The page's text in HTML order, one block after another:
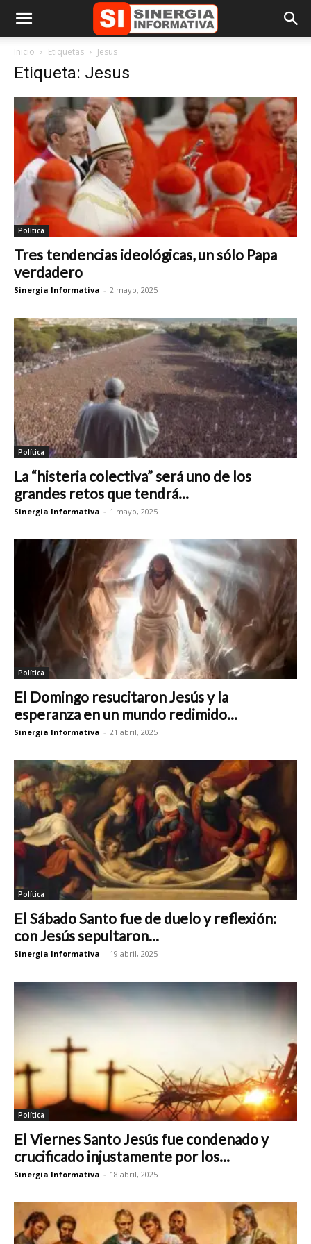
Inicio Etiquetas Jesus
Etiqueta: Jesus
Política
Tres tendencias ideológicas, un sólo Papa
verdadero
Sinergia Informativa - 2 mayo, 2025
Política
La “histeria colectiva” será uno de los
grandes retos que tendrá...
Sinergia Informativa - 1 mayo, 2025
Política
El Domingo resucitaron Jesús y la
esperanza en un mundo redimido...
Sinergia Informativa - 21 abril, 2025
Política
El Sábado Santo fue de duelo y reflexión:
con Jesús sepultaron...
Sinergia Informativa - 19 abril, 2025
Política
El Viernes Santo Jesús fue condenado y
crucificado injustamente por los...
Sinergia Informativa - 18 abril, 2025